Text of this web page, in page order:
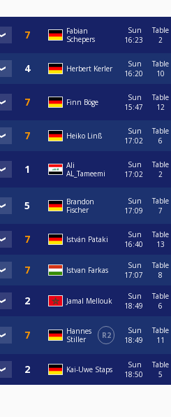
Fabian
Schepers
Sun
16:23
Table
2
Herbert Kerler
Sun
16:20
Table
10
Finn Böge
Sun
15:47
Table
12
Heiko Linß
Sun
17:02
Table
6
Ali
AL_Tameemi
Sun
17:02
Table
2
Brandon
Fischer
Sun
17:09
Table
7
István Pataki
Sun
16:40
Table
13
Istvan Farkas
Sun
17:07
Table
8
Jamal Mellouk
Sun
18:49
Table
6
Hannes
Stiller
R2
Sun
18:49
Table
11
Kai-Uwe Staps
Sun
18:50
Table
5